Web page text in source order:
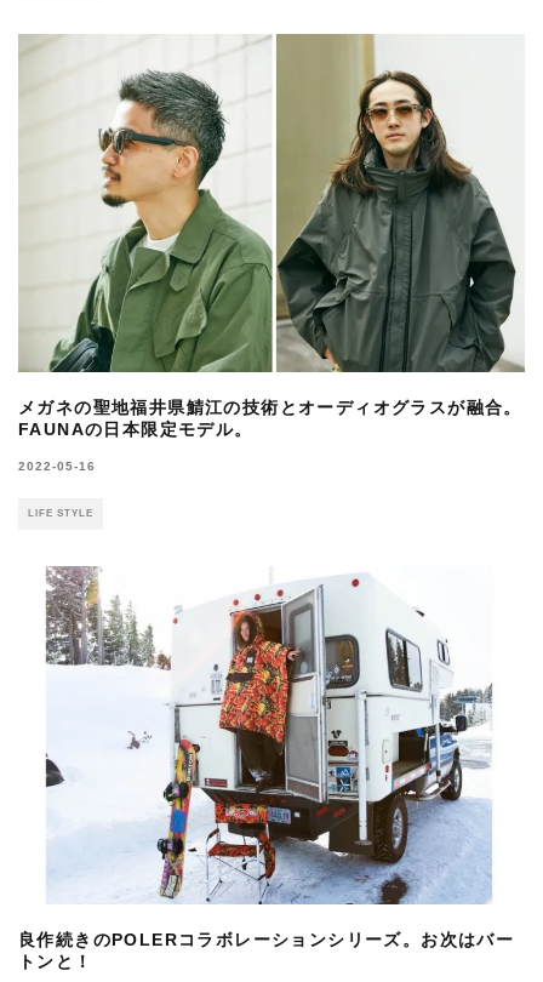
メガネの聖地福井県鯖江の技術とオーディオグラスが融合。
FAUNAの日本限定モデル。
2022-05-16
LIFE STYLE
良作続きのPOLERコラボレーションシリーズ。お次はバー
トンと！